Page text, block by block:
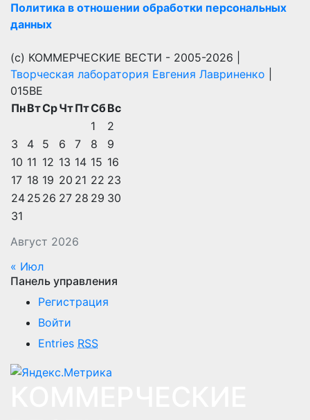
Политика в отношении обработки персональных
данных
(с) КОММЕРЧЕСКИЕ ВЕСТИ - 2005-2026 |
Творческая лаборатория Евгения Лавриненко
015BE
Август 2026
ПнВтСрЧтПтСбВс
1
2
3
4 5 6 7 8
9
10 11 12 13 14 15 16
17 18 19 20 21 22 23
24 25 26 27 28 29 30
31
« Июл
Панель управления
Регистрация
Войти
Entries RSS